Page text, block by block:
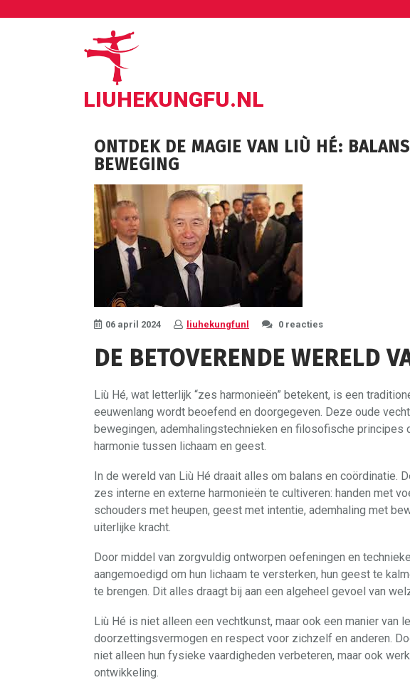
LIUHEKUNGFU.NL
ONTDEK DE MAGIE VAN LIÙ HÉ:
BEWEGING
06 april 2024 liuhekungfunl 0 reacties
DE BETOVERENDE WERELD
Liù Hé, wat letterlijk “zes harmonieën” betekent, is een
eeuwenlang wordt beoefend en doorgegeven. Deze oude
bewegingen, ademhalingstechnieken en filosofische principes
harmonie tussen lichaam en geest.
In de wereld van Liù Hé draait alles om balans en coördinatie.
zes interne en externe harmonieën te cultiveren: handen met
schouders met heupen, geest met intentie, ademhaling met
uiterlijke kracht.
Door middel van zorgvuldig ontworpen oefeningen en
aangemoedigd om hun lichaam te versterken, hun geest te
te brengen. Dit alles draagt bij aan een algeheel gevoel van
Liù Hé is niet alleen een vechtkunst, maar ook een manier van
doorzettingsvermogen en respect voor zichzelf en anderen.
niet alleen hun fysieke vaardigheden verbeteren, maar ook
ontwikkeling.